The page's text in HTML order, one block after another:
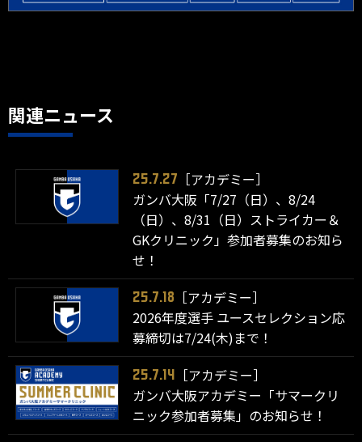
関連ニュース
25.7.27
［アカデミー］
ガンバ大阪「7/27（日）、8/24
（日）、8/31（日）ストライカー＆
GKクリニック」参加者募集のお知ら
せ！
25.7.18
［アカデミー］
2026年度選手 ユースセレクション応
募締切は7/24(木)まで！
25.7.14
［アカデミー］
ガンバ大阪アカデミー「サマークリ
ニック参加者募集」のお知らせ！